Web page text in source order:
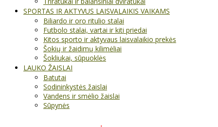
SPORTAS IR AKTYVUS LAISVALAIKIS VAIKAMS
Biliardo ir oro ritulio stalai
Futbolo stalai, vartai ir kiti priedai
Kitos sporto ir aktyvaus laisvalaikio prekės
Šokių ir žaidimų kilimėliai
Šokliukai, sūpuoklės
LAUKO ŽAISLAI
Batutai
Sodininkystės žaislai
Vandens ir smėlio žaislai
Sūpynės